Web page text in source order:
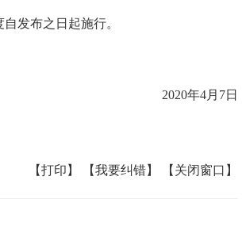
发布之日起施行。
2020年4月7日
【打印】 【我要纠错】 【关闭窗口】